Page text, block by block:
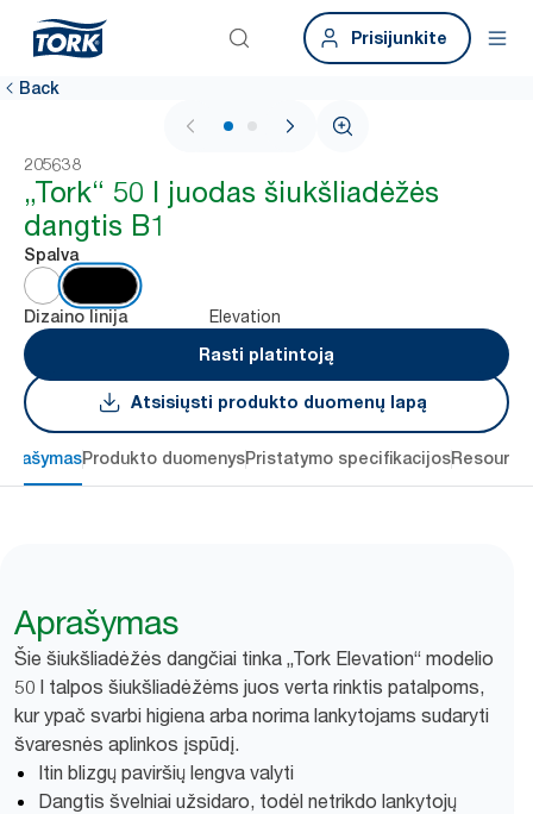
Prisijunkite
Back
1 / 2
205638
„Tork“ 50 l juodas šiukšliadėžės
dangtis B1
Spalva
Dizaino linija
Elevation
Rasti platintoją
Atsisiųsti produkto duomenų lapą
Produkto duomenysPristatymo specifikacijos
Aprašymas
Šie šiukšliadėžės dangčiai tinka „Tork Elevation“ modelio
50 l talpos šiukšliadėžėms juos verta rinktis patalpoms,
kur ypač svarbi higiena arba norima lankytojams sudaryti
švaresnės aplinkos įspūdį.
Itin blizgų paviršių lengva valyti
Dangtis švelniai užsidaro, todėl netrikdo lankytojų